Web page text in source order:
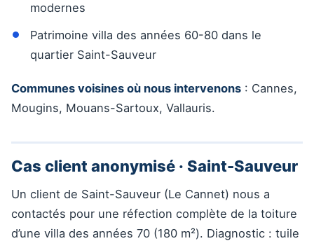
modernes
Patrimoine villa des années 60-80 dans le
quartier Saint-Sauveur
Communes voisines où nous intervenons : Cannes,
Mougins, Mouans-Sartoux, Vallauris.
Cas client anonymisé · Saint-Sauveur
Un client de Saint-Sauveur (Le Cannet) nous a
contactés pour une réfection complète de la toiture
d’une villa des années 70 (180 m²). Diagnostic : tuile